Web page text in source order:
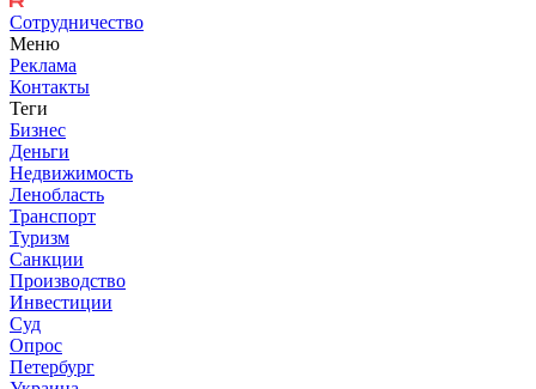
Сотрудничество
Меню
Реклама
Контакты
Теги
Бизнес
Деньги
Недвижимость
Ленобласть
Транспорт
Туризм
Санкции
Производство
Инвестиции
Суд
Опрос
Петербург